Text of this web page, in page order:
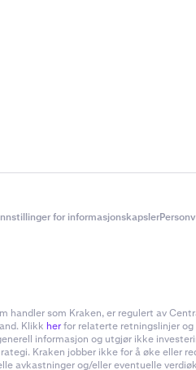
for informasjonskapsler
handler som Kraken, er regulert av
Klikk herfor relaterte retningslinjer
informasjon og utgjør ikke
Kraken jobber ikke for å øke eller
avkastninger og/eller eventuelle